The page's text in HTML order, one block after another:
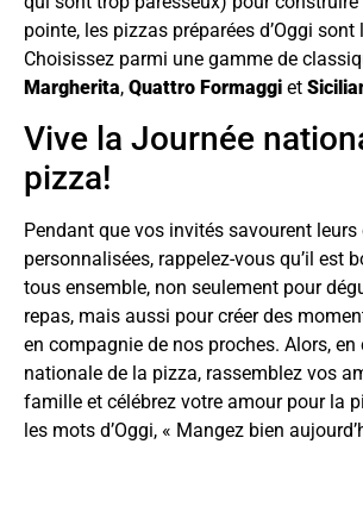
pointe, les pizzas préparées d’Oggi
Choisissez parmi une gamme de
Margherita, Quattro Formaggi et
Vive la Journée
pizza!
Pendant que vos invités savourent
personnalisées, rappelez-vous qu’il est
tous ensemble, non seulement pour
repas, mais aussi pour créer des
en compagnie de nos proches. Alors, en
nationale de la pizza, rassemblez vos
famille et célébrez votre amour pour la
les mots d’Oggi, « Mangez bien